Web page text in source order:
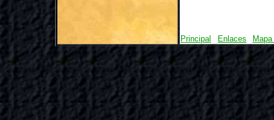
Principal Enlaces